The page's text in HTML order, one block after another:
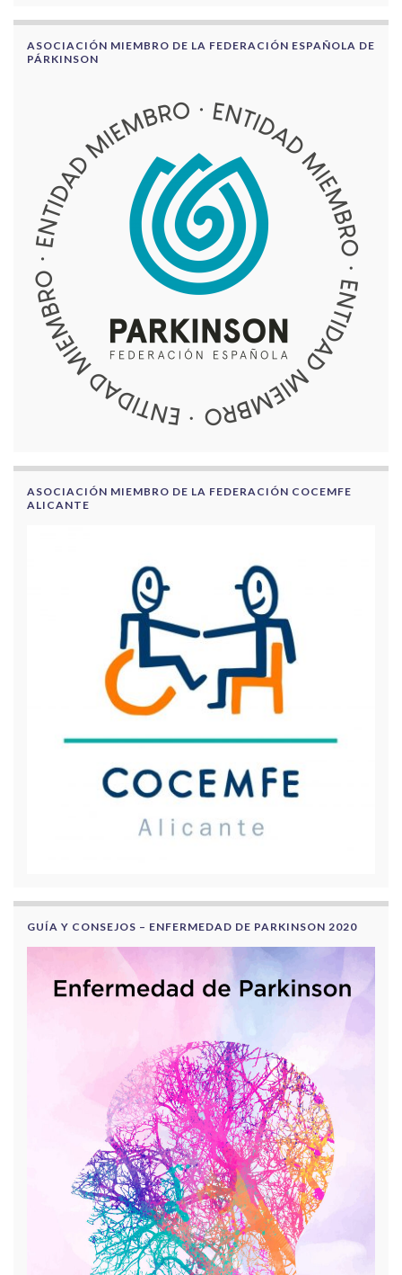
ASOCIACIÓN MIEMBRO DE LA FEDERACIÓN ESPAÑOLA DE
PÁRKINSON
ASOCIACIÓN MIEMBRO DE LA FEDERACIÓN COCEMFE
ALICANTE
GUÍA Y CONSEJOS – ENFERMEDAD DE PARKINSON 2020